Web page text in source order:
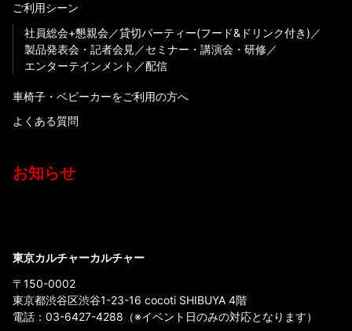
ご利用シーン
社員総会+懇親会
貸切パーティー(フード&ドリンク付き)
製品発表会・記者会見
セミナー・講演会・研修
エンターテインメント
配信
車椅子・ベビーカーをご利用の方へ
よくある質問
お知らせ
東京カルチャーカルチャー
〒150-0002
東京都渋谷区渋谷1-23-16 cocoti SHIBUYA 4階
電話： 03-6427-4288 （※イベント日のみの対応となります）